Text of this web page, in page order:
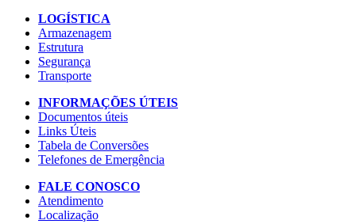
LOGÍSTICA
Armazenagem
Estrutura
Segurança
Transporte
INFORMAÇÕES ÚTEIS
Documentos úteis
Links Úteis
Tabela de Conversões
Telefones de Emergência
FALE CONOSCO
Atendimento
Localização